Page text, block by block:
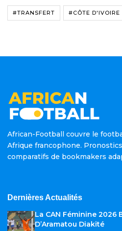
#TRANSFERT #CÔTE D'IVOIRE
African-Football couvre le
Afrique francophone.
comparatifs de bookmakers
Dernières Actualités
La CAN Féminine 2026
D’Aramatou Diakité